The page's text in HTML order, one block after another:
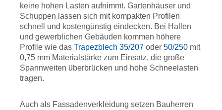
keine hohen Lasten aufnimmt. Gartenhäuser und
Schuppen lassen sich mit kompakten Profilen
schnell und kostengünstig eindecken. Bei Hallen
und gewerblichen Gebäuden kommen höhere
Profile wie das Trapezblech 35/207 oder 50/250 mit
0,75 mm Materialstärke zum Einsatz, die große
Spannweiten überbrücken und hohe Schneelasten
tragen.
Auch als Fassadenverkleidung setzen Bauherren